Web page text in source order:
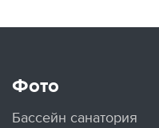
Фото
Бассейн санатория